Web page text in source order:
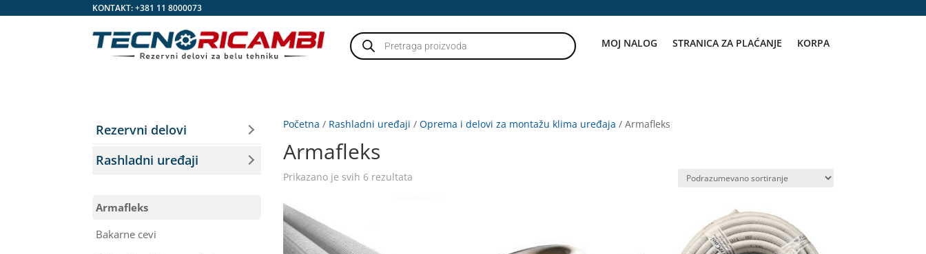
KONTAKT:+381 11 8000073
Products
search MOJ NALOG STRANICA ZA PLAĆANJE KORPA
Početna / Rashladni uređaji /Oprema i delovi za montažu klima uređaja / Armafleks
Armafleks
Prikazano je svih 6 rezultata
Rezervni delovi
Rashladni uređaji
Armafleks
Bakarne cevi